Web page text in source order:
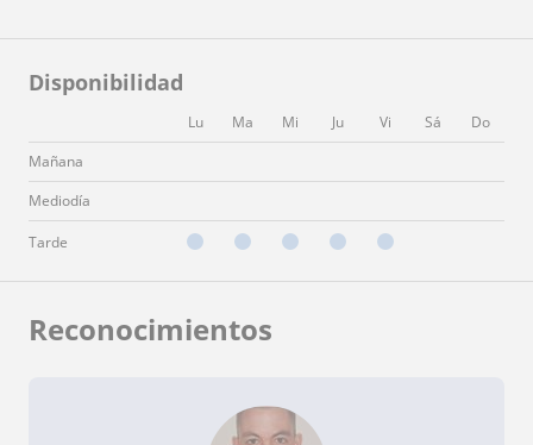
Disponibilidad
Lu Ma Mi Ju Vi Sá
Do
Mañana
Mediodía
Tarde
Reconocimientos